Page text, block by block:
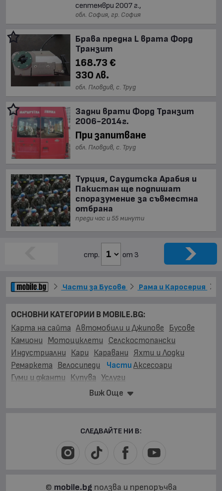
септември 2007 г.,
обл. София, гр. София
Брава предна L врата Форд
Транзит
168.73 €
330 лв.
обл. Пловдив, с. Труд
Задни врати Форд Транзит
2006-2014г.
При запитване
обл. Пловдив, с. Труд
Турция, Саудитска Арабия и
Пакистан ще подпишат
споразумение за съвместна
отбрана
преди час и 55 минути
стр. от 3
Части за Бусове Рама и Каросерия
Виж Още
ОСНОВНИ КАТЕГОРИИ В MOBILE.BG:
Карта на сайта Автомобили и Джипове Бусове
Камиони Мотоциклети Селскостопански
Индустриални Кари Каравани Яхти и Лодки
Ремаркета Велосипеди Части Аксесоари
Гуми и джанти
Купува Услуги
Яхти и Лодки Ремаркета
СЛЕДВАЙТЕ НИ В:
© mobile.bg ползва и препоръчва